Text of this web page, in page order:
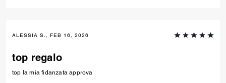
ALESSIA S., FEB 16, 2026
top regalo
top la mia fidanzata approva